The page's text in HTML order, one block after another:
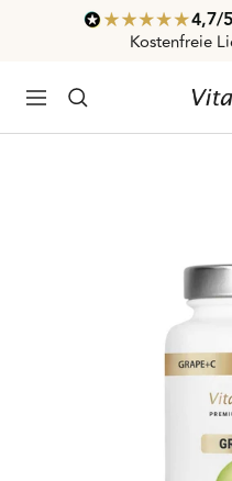
4,7/ 5
Kostenfreie
Navigation